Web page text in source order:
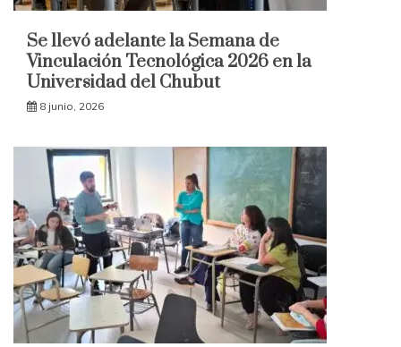
Se llevó adelante la Semana de
Vinculación Tecnológica 2026 en la
Universidad del Chubut
8 junio, 2026